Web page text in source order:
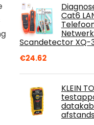
Cat6
Scandetector XQ-
€24.62
KLEIN